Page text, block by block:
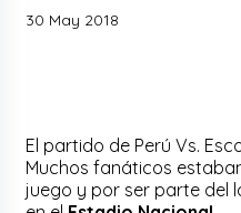
30 May 2018
El partido de Perú Vs.
Muchos fanáticos
juego y por ser parte del